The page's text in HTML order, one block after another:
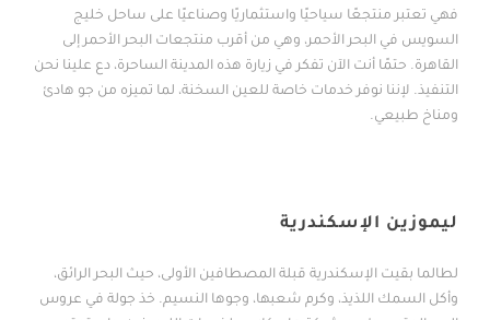
فهي تعتبر منتجعًا سياحيًا واستثماريًا وصناعيًا على ساحل خليج
السويس في البحر الأحمر، وهي من أقرب منتجعات البحر الأحمر إلى
القاهرة. حتمًا أنت الآن تفكر في زيارة هذه المدينة الساحرة، دع علينا نحن
التنفيذ. لإننا نوفر خدمات خاصة للعين السخنة، لما تميزه من جو هادئ
ومناخ طبيعي.
ليموزين الإسكندرية
لطالما بقيت الإسكندرية قبلة المصطافين الأولى، حيث البحر الرائق،
وأكل السمك اللذيذ، وكرم شعبها، وجوها النسيم. خذ جولة في عروس